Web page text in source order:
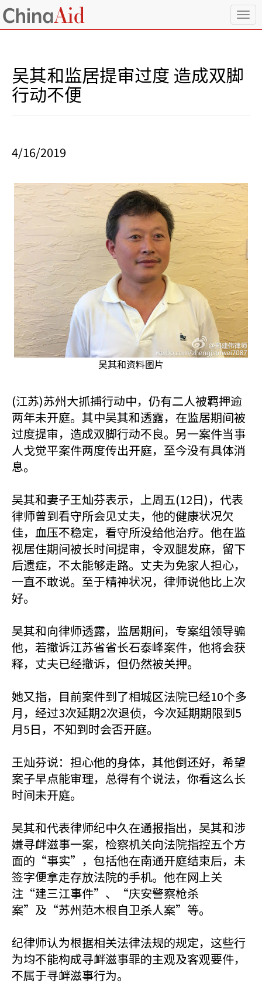
T
o
o
n
吴其和监居提审过度 造成双脚
行动不便
4/16/2019
吴其和资料图片
(江苏)苏州大抓捕行动中，仍有二人被羁押逾
两年未开庭。其中吴其和透露，在监居期间被
过度提审，造成双脚行动不良。另一案件当事
人戈觉平案件两度传出开庭，至今没有具体消
息。
吴其和妻子王灿芬表示，上周五(12日)，代表
律师曾到看守所会见丈夫，他的健康状况欠
佳，血压不稳定，看守所没给他治疗。他在监
视居住期间被长时间提审，令双腿发麻，留下
后遗症，不太能够走路。丈夫为免家人担心，
一直不敢说。至于精神状况，律师说他比上次
好。
吴其和向律师透露，监居期间，专案组领导骗
他，若撤诉江苏省省长石泰峰案件，他将会获
释，丈夫已经撤诉，但仍然被关押。
她又指，目前案件到了相城区法院已经10个多
月，经过3次延期2次退侦，今次延期期限到5
月5日，不知到时会否开庭。
王灿芬说：担心他的身体，其他倒还好，希望
案子早点能审理，总得有个说法，你看这么长
时间未开庭。
吴其和代表律师纪中久在通报指出，吴其和涉
嫌寻衅滋事一案，检察机关向法院指控五个方
面的“事实”，包括他在南通开庭结束后，未
签字便拿走存放法院的手机。他在网上关
注“建三江事件”、“庆安警察枪杀
案”及“苏州范木根自卫杀人案”等。
纪律师认为根据相关法律法规的规定，这些行
为均不能构成寻衅滋事罪的主观及客观要件，
不属于寻衅滋事行为。